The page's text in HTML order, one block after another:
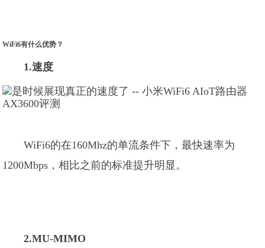
WiFi6有什么优势？
1.速度
WiFi6的在160Mhz的单流条件下，最快速率为
1200Mbps，相比之前的标准提升明显。
2.MU-MIMO